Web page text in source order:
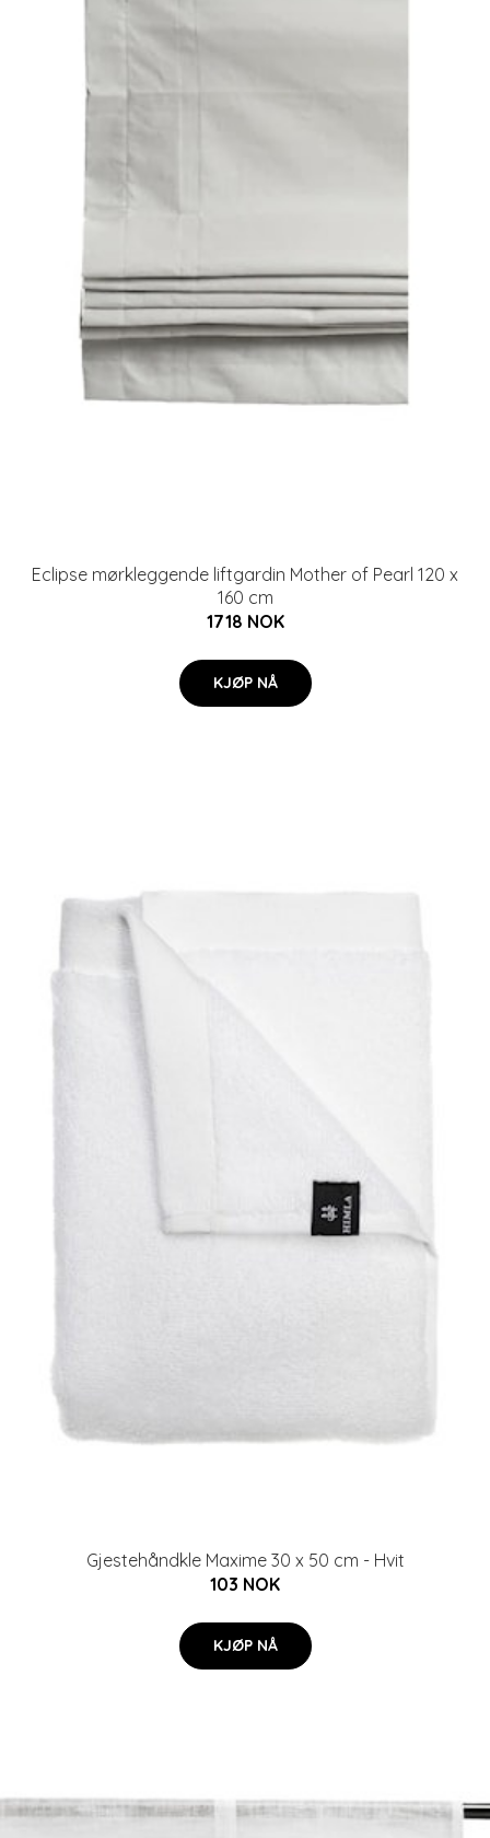
Eclipse mørkleggende liftgardin Mother of Pearl 120 x
160 cm
1718 NOK
KJØP NÅ
Gjestehåndkle Maxime 30 x 50 cm - Hvit
103 NOK
KJØP NÅ